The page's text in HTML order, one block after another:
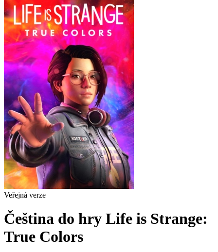
Veřejná verze
Čeština do hry Life is Strange:
True Colors